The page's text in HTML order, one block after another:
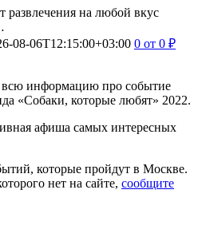
развлечения на любой вкус
08-06T12:15:00+03:00 0 от 0 ₽
информацию про событие
«Собаки, которые любят» 2022.
афиша самых интересных
которые пройдут в Москве.
нет на сайте, сообщите